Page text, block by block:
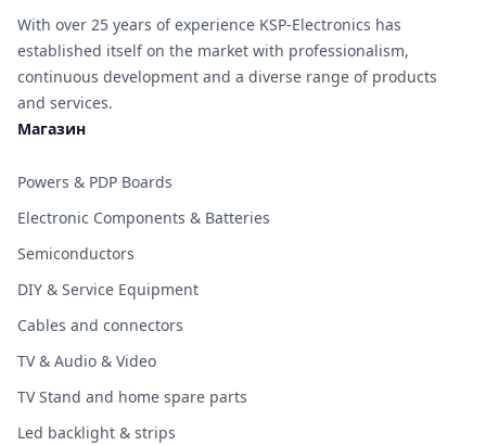
With over 25 years of experience KSP-Electronics has
established itself on the market with professionalism,
continuous development and a diverse range of products
and services.
Магазин
Powers & PDP Boards
Electronic Components & Batteries
Semiconductors
DIY & Service Equipment
Cables and connectors
TV & Audio & Video
TV Stand and home spare parts
Led backlight & strips